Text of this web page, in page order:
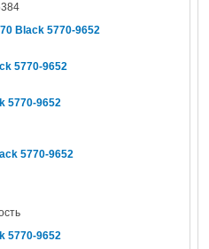
Black 5770-9652
5770-9652
5770-9652
5770-9652
5770-9652